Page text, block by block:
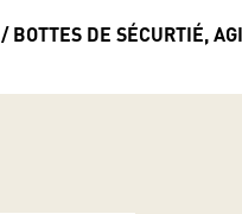
/ BOTTES DE SÉCURTIÉ,